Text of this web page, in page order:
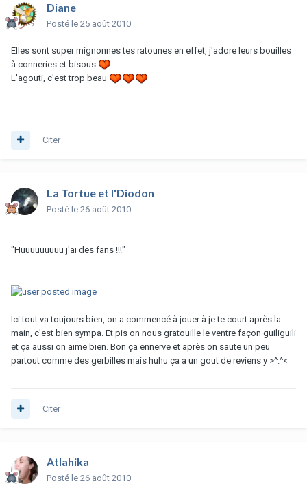
Diane
Posté le 25 août 2010
Elles sont super mignonnes tes ratounes en effet, j'adore leurs bouilles
à conneries et bisous
L'agouti, c'est trop beau
Citer
La Tortue et l'Diodon
Posté le 26 août 2010
"Huuuuuuuuu j'ai des fans !!!"
Ici tout va toujours bien, on a commencé à jouer à je te court après la
main, c'est bien sympa. Et pis on nous gratouille le ventre façon guiliguili
et ça aussi on aime bien. Bon ça ennerve et après on saute un peu
partout comme des gerbilles mais huhu ça a un gout de reviens y >^.^<
Citer
Atlahika
Posté le 26 août 2010